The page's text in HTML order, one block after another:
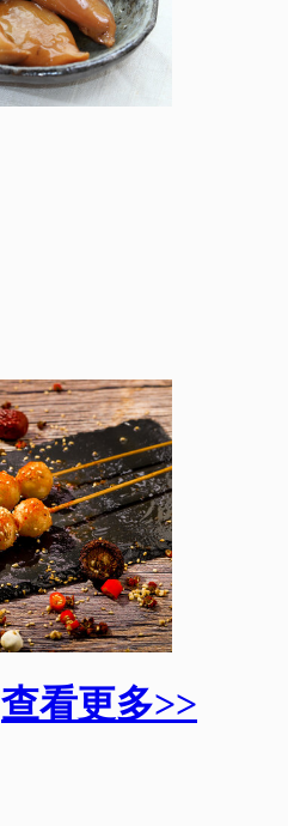
查看更多>>